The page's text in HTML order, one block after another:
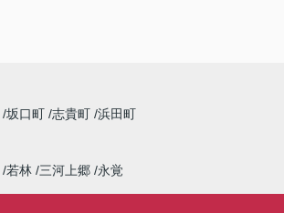
坂口町 志貴町 浜田町
若林 三河上郷 永覚